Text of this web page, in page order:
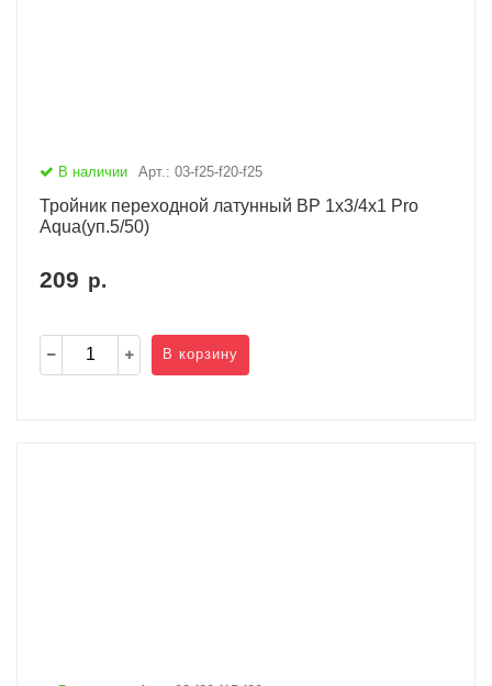
В наличии Арт.: 03-f25-f20-f25
Тройник переходной латунный ВР 1х3/4х1 Pro
Aqua(уп.5/50)
209 р.
В корзину